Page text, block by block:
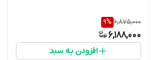
6,875,000
9%
6,188,000
افزودن به سبد